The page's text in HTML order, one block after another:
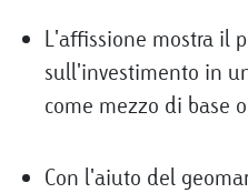
L'affissione mostra il
sull'investimento in
come mezzo di base
Con l'aiuto del